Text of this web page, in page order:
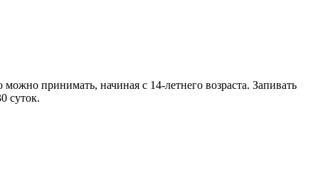
принимать, начиная с 14-летнего возраста. Запивать
суток.